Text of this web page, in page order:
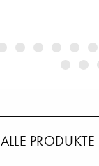
ALLE